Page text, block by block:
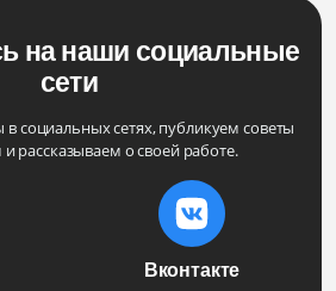
на наши социальные
сети
социальных сетях, публикуем советы
рассказываем о своей работе.
Вконтакте